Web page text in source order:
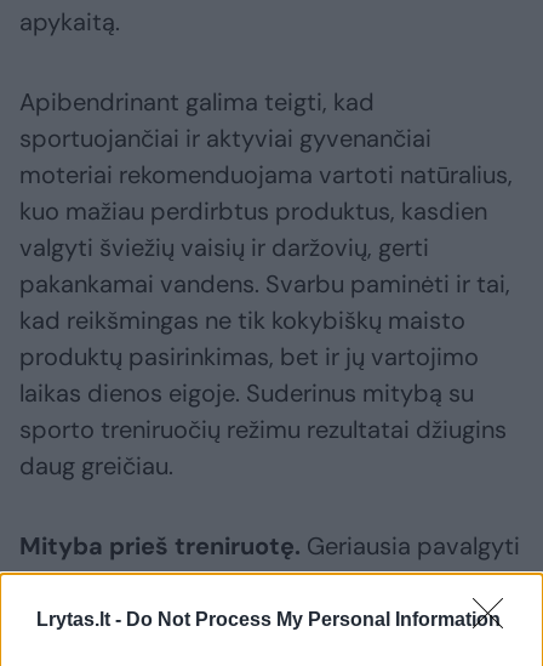
Lrytas.lt - Do Not Process My Personal Information
apykaitą.
Apibendrinant galima teigti, kad
sportuojančiai ir aktyviai gyvenančiai
moteriai rekomenduojama vartoti natūralius,
kuo mažiau perdirbtus produktus, kasdien
valgyti šviežių vaisių ir daržovių, gerti
pakankamai vandens. Svarbu paminėti ir tai,
kad reikšmingas ne tik kokybiškų maisto
produktų pasirinkimas, bet ir jų vartojimo
laikas dienos eigoje. Suderinus mitybą su
sporto treniruočių režimu rezultatai džiugins
daug greičiau.
Mityba prieš treniruotę. Geriausia pavalgyti
likus 2-3 valandoms iki treniruotės. Valgiui
tiks viso grūdo makaronai, viso grūdo duona,